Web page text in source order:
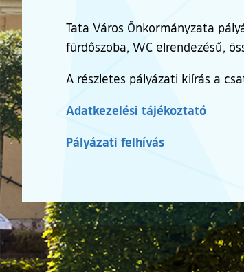
Tata Város Önkormányzata
fürdőszoba, WC elrendezésű,
A részletes pályázati kiírás a
Adatkezelési tájékoztató
Pályázati felhívás